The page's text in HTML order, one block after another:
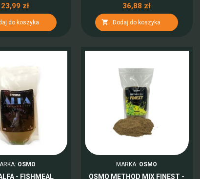
23,99 zł
do koszyka
36,88 zł
 Dodaj do koszyka
OSMO
- FISHMEAL
MARKA: OSMO
OSMO METHOD MIX FINEST -